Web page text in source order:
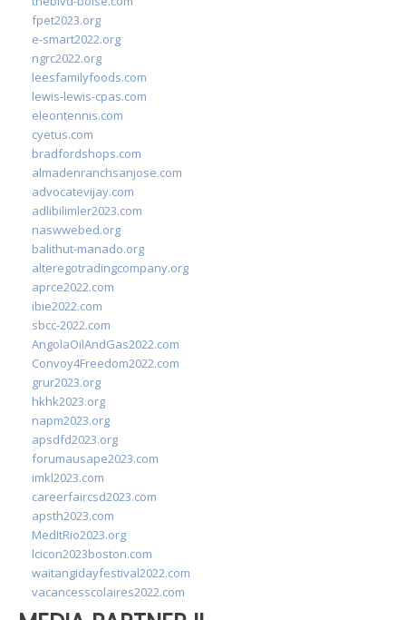
fpet2023.org
e-smart2022.org
ngrc2022.org
leesfamilyfoods.com
lewis-lewis-cpas.com
eleontennis.com
cyetus.com
bradfordshops.com
almadenranchsanjose.com
advocatevijay.com
adlibilimler2023.com
naswwebed.org
balithut-manado.org
alteregotradingcompany.org
aprce2022.com
ibie2022.com
sbcc-2022.com
AngolaOilAndGas2022.com
Convoy4Freedom2022.com
grur2023.org
hkhk2023.org
napm2023.org
apsdfd2023.org
forumausape2023.com
imkl2023.com
careerfaircsd2023.com
apsth2023.com
MedItRio2023.org
lcicon2023boston.com
waitangidayfestival2022.com
vacancesscolaires2022.com